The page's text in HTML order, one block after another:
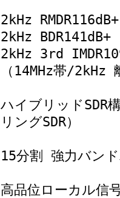
2kHz RMDR116dB+
2kHz BDR141dB+
2kHz 3rd
（14MHz帯/2kHz
ハイブリッドSDR
リングSDR）
15分割 強力バン
高品位ローカル信